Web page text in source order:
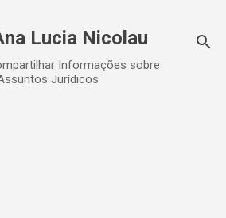
Lucia Nicolau
Informações sobre
Jurídicos